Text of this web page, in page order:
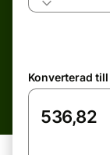
Konverterad till